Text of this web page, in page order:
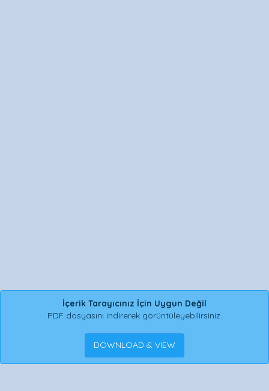
İçerik Tarayıcınız İçin Uygun Değil
PDF dosyasını indirerek görüntüleyebilirsiniz.
DOWNLOAD & VIEW